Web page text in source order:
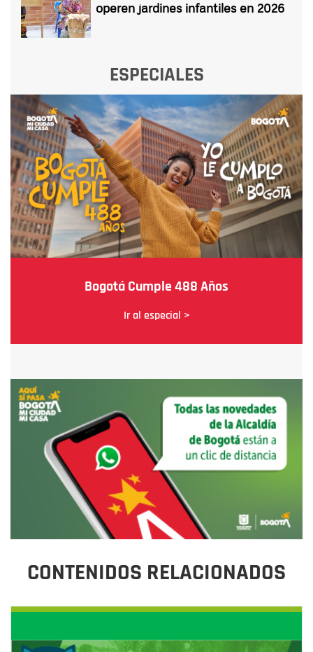
operen jardines infantiles en 2026
ESPECIALES
Bogotá Cumple 488 Años
Ir al especial >
CONTENIDOS RELACIONADOS